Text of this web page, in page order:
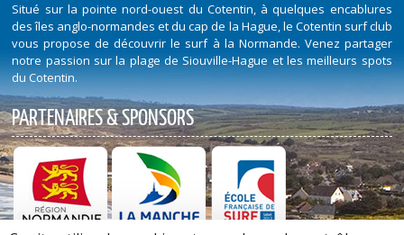
Situé sur la pointe nord-ouest du Cotentin, à quelques encablures
des îles anglo-normandes et du cap de la Hague, le Cotentin surf club
vous propose de découvrir le surf à la Normande. Venez partager
notre passion sur la plage de Siouville-Hague et les meilleurs spots
du Cotentin.
PARTENAIRES & SPONSORS